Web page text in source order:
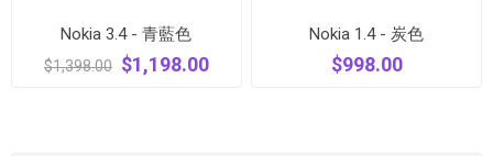
Nokia 3.4 - 青藍色
$1,398.00 $1,198.00
Nokia 1.4 - 炭色
$998.00